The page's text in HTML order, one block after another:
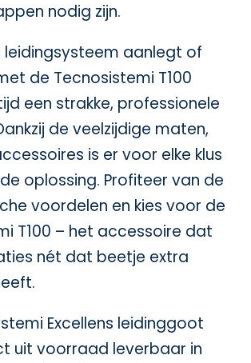
nodig zijn.
leidingsysteem aanlegt of
de Tecnosistemi T100
een strakke, professionele
de veelzijdige maten,
is er voor elke klus
oplossing. Profiteer van de
voordelen en kies voor de
T100 – het accessoire dat
nét dat beetje extra
Excellens leidinggoot
uit voorraad leverbaar in